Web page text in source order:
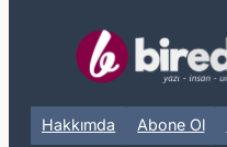
Hakkımda Abone Ol